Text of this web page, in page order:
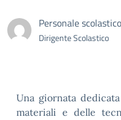
Personale scolastico
Dirigente Scolastico
Una giornata
materiali e delle